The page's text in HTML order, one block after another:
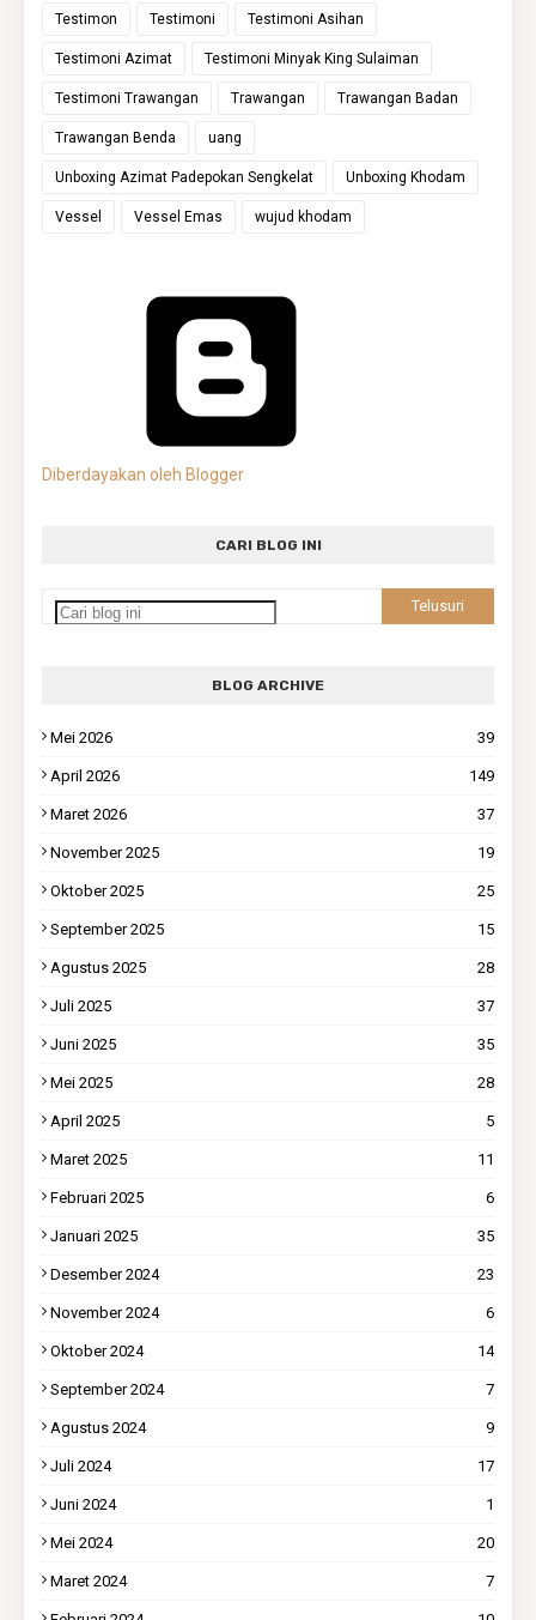
Testimon Testimoni Testimoni Asihan
Testimoni Azimat Testimoni Minyak King Sulaiman
Testimoni Trawangan Trawangan Trawangan Badan
Trawangan Benda uang
Unboxing Azimat Padepokan Sengkelat Unboxing Khodam
Vessel Vessel Emas wujud khodam
Diberdayakan oleh Blogger
CARI BLOG INI
BLOG ARCHIVE
Mei 2026 39
April 2026 149
Maret 2026 37
November 2025 19
Oktober 2025 25
September 2025 15
Agustus 2025 28
Juli 2025 37
Juni 2025 35
Mei 2025 28
April 2025 5
Maret 2025 11
Februari 2025 6
Januari 2025 35
Desember 2024 23
November 2024 6
Oktober 2024 14
September 2024 7
Agustus 2024 9
Juli 2024 17
Juni 2024 1
Mei 2024 20
Maret 2024 7